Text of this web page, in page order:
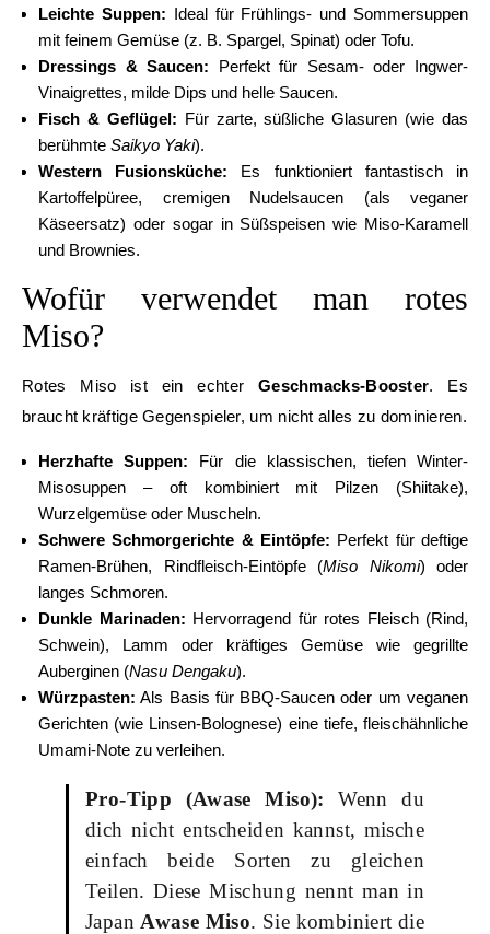
Leichte Suppen: Ideal für Frühlings- und Sommersuppen
mit feinem Gemüse (z. B. Spargel, Spinat) oder Tofu.
Dressings & Saucen: Perfekt für Sesam- oder Ingwer-
Vinaigrettes, milde Dips und helle Saucen.
Fisch & Geflügel: Für zarte, süßliche Glasuren (wie das
berühmte Saikyo Yaki).
Western Fusionsküche: Es funktioniert fantastisch in
Kartoffelpüree, cremigen Nudelsaucen (als veganer
Käseersatz) oder sogar in Süßspeisen wie Miso-Karamell
und Brownies.
Wofür verwendet man rotes
Miso?
Rotes Miso ist ein echter Geschmacks-Booster. Es
braucht kräftige Gegenspieler, um nicht alles zu dominieren.
Herzhafte Suppen: Für die klassischen, tiefen Winter-
Misosuppen – oft kombiniert mit Pilzen (Shiitake),
Wurzelgemüse oder Muscheln.
Schwere Schmorgerichte & Eintöpfe: Perfekt für deftige
Ramen-Brühen, Rindfleisch-Eintöpfe (Miso Nikomi) oder
langes Schmoren.
Dunkle Marinaden: Hervorragend für rotes Fleisch (Rind,
Schwein), Lamm oder kräftiges Gemüse wie gegrillte
Auberginen (Nasu Dengaku).
Würzpasten: Als Basis für BBQ-Saucen oder um veganen
Gerichten (wie Linsen-Bolognese) eine tiefe, fleischähnliche
Umami-Note zu verleihen.
Pro-Tipp (Awase Miso): Wenn du
dich nicht entscheiden kannst, mische
einfach beide Sorten zu gleichen
Teilen. Diese Mischung nennt man in
Japan Awase Miso. Sie kombiniert die